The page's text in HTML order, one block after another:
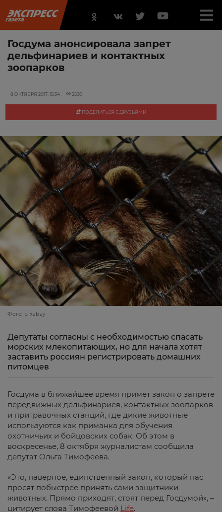
Госдума анонсировала запрет
дельфинариев и контактных
зоопарков
8 ОКТЯБРЯ 2017, 15:34 2530
ПОДЕЛИТЬСЯ С ДРУЗЬЯМИ
Фото: pixabay
Депутаты согласны с необходимостью спасать
морских млекопитающих, но для начала хотят
заставить россиян регистрировать домашних
питомцев
Госдума в ближайшее время примет закон о запрете
передвижных дельфинариев, контактных зоопарков
и притравочных станций, где дикие животные
используются как приманка для обучения
охотничьих и бойцовских собак. Об этом в
воскресенье, 8 октября журналистам сообщила
депутат Ольга Тимофеева.
«Это, наверное, единственный закон, который нас
просят побыстрее принять сами защитники
животных. Прямо приходят, стоят перед Госдумой», –
цитирует слова Тимофеевой Life.